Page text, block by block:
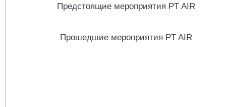
Предстоящие мероприятия PT AIR
Прошедшие мероприятия PT AIR